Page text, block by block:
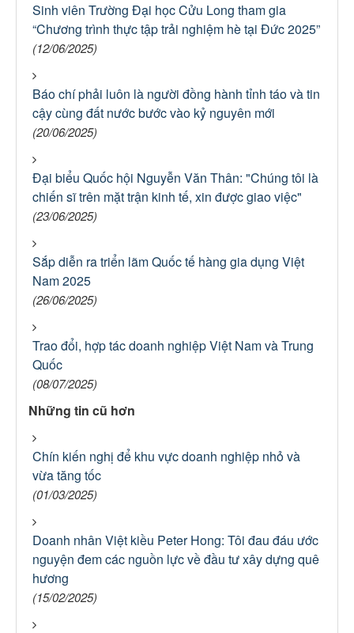
Sinh viên Trường Đại học Cửu Long tham gia
“Chương trình thực tập trải nghiệm hè tại Đức 2025”
(12/06/2025)
Báo chí phải luôn là người đồng hành tỉnh táo và tin
cậy cùng đất nước bước vào kỷ nguyên mới
(20/06/2025)
Đại biểu Quốc hội Nguyễn Văn Thân: "Chúng tôi là
chiến sĩ trên mặt trận kinh tế, xin được giao việc"
(23/06/2025)
Sắp diễn ra triển lãm Quốc tế hàng gia dụng Việt
Nam 2025
(26/06/2025)
Trao đổi, hợp tác doanh nghiệp Việt Nam và Trung
Quốc
(08/07/2025)
Những tin cũ hơn
Chín kiến nghị để khu vực doanh nghiệp nhỏ và
vừa tăng tốc
(01/03/2025)
Doanh nhân Việt kiều Peter Hong: Tôi đau đáu ước
nguyện đem các nguồn lực về đầu tư xây dựng quê
hương
(15/02/2025)